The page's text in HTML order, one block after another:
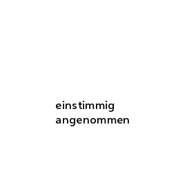
einstimmig
angenommen